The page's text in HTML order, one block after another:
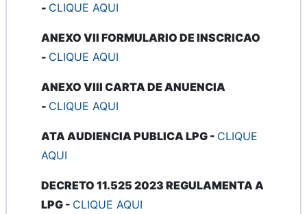
- CLIQUE AQUI
ANEXO VII FORMULARIO DE INSCRICAO
- CLIQUE AQUI
ANEXO VIII CARTA DE ANUENCIA
- CLIQUE AQUI
ATA AUDIENCIA PUBLICA LPG - CLIQUE
AQUI
DECRETO 11.525 2023 REGULAMENTA A
LPG - CLIQUE AQUI